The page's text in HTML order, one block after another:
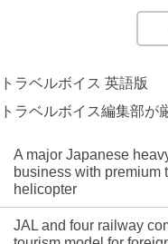
トラベルボイス 英語版
トラベルボイス編集部が
A major Japanese
business with premium
helicopter
JAL and four railway